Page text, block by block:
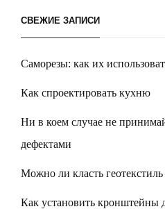
СВЕЖИЕ ЗАПИСИ
Саморезы: как их
Как спроектировать кухню
Ни в коем случае не
дефектами
Можно ли класть
Как установить кронштейны